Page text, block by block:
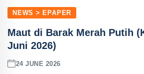
NEWS > EPAPER
Maut di Barak Merah Putih
Juni 2026)
24 JUNE 2026